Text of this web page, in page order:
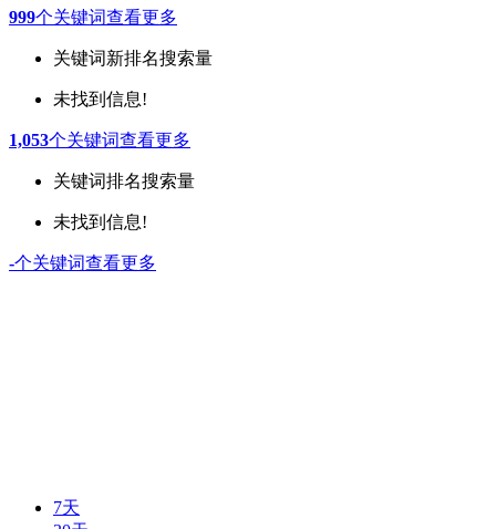
999个关键词查看更多
关键词新排名搜索量
未找到信息!
1,053个关键词查看更多
关键词排名搜索量
未找到信息!
-个关键词查看更多
7天